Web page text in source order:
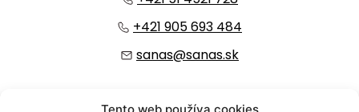
+421 905 693 484
sanas@sanas.sk